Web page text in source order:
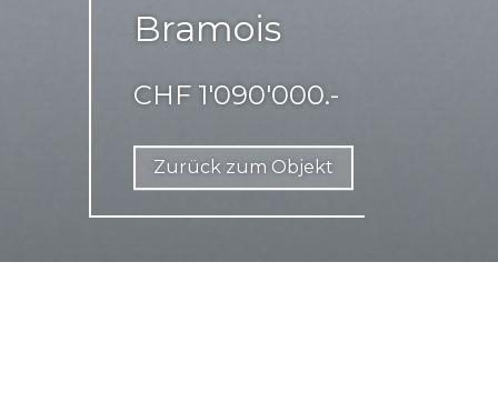
Bramois
CHF 1'090'000.-
Zurück zum Objekt